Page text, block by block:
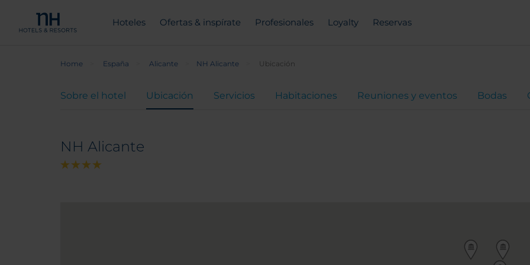
Hoteles Ofertas & inspírate Profesionales Loyalty Reservas
Home España Alicante NH Alicante Ubicación
Sobre el hotel Ubicación Servicios Habitaciones Reuniones y eventos Bodas
NH Alicante